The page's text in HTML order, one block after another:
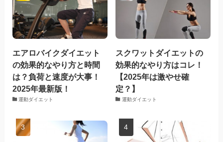
エアロバイクダイエット
の効果的なやり方と時間
は？負荷と速度が大事！
2025年最新版！
運動ダイエット
スクワットダイエットの
効果的なやり方はコレ！
【2025年は激やせ確
定？】
運動ダイエット